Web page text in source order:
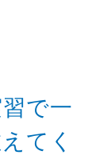
で一
てく